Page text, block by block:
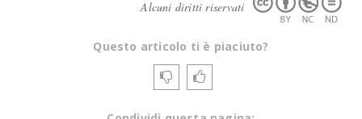
Alcuni diritti riservati
Questo articolo ti è piaciuto?